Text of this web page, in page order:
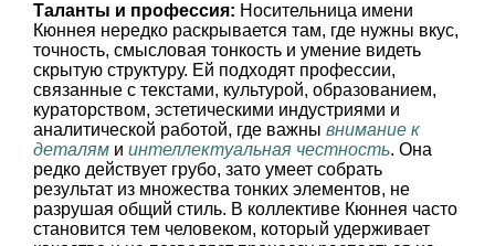
Таланты и профессия: Носительница имени
Кюннея нередко раскрывается там, где нужны вкус,
точность, смысловая тонкость и умение видеть
скрытую структуру. Ей подходят профессии,
связанные с текстами, культурой, образованием,
кураторством, эстетическими индустриями и
аналитической работой, где важны внимание к
деталям и интеллектуальная честность. Она
редко действует грубо, зато умеет собрать
результат из множества тонких элементов, не
разрушая общий стиль. В коллективе Кюннея часто
становится тем человеком, который удерживает